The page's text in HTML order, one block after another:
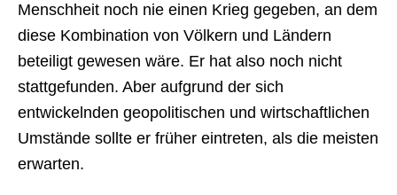
Menschheit noch nie einen Krieg gegeben, an dem
diese Kombination von Völkern und Ländern
beteiligt gewesen wäre. Er hat also noch nicht
stattgefunden. Aber aufgrund der sich
entwickelnden geopolitischen und wirtschaftlichen
Umstände sollte er früher eintreten, als die meisten
erwarten.